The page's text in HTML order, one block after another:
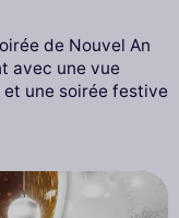
de Nouvel An
avec une vue
une soirée festive